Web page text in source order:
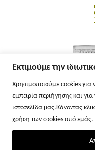
Εκτιμούμε την
Χρησιμοποιούμε cookies
εμπειρία περιήγησης και
ιστοσελίδα μας.Κάνοντας
χρήση των cookies από εμάς.